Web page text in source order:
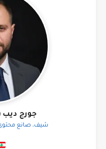
جورج ديب
شيف، صانع